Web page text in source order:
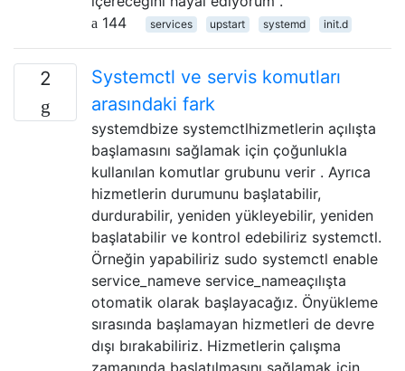
144
services upstart systemd init.d
2
Systemctl ve servis komutları
arasındaki fark
systemdbize systemctlhizmetlerin açılışta
başlamasını sağlamak için çoğunlukla
kullanılan komutlar grubunu verir . Ayrıca
hizmetlerin durumunu başlatabilir,
durdurabilir, yeniden yükleyebilir, yeniden
başlatabilir ve kontrol edebiliriz systemctl.
Örneğin yapabiliriz sudo systemctl enable
service_nameve service_nameaçılışta
otomatik olarak başlayacağız. Önyükleme
sırasında başlamayan hizmetleri de devre
dışı bırakabiliriz. Hizmetlerin çalışma
zamanında başlatılmasını sağlamak için